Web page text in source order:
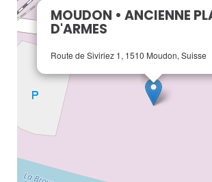
MOUDON • ANCIENNE
D'ARMES
Route de Siviriez 1, 1510 Moudon, Suisse